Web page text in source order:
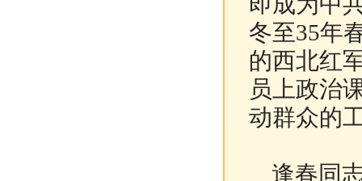
冬至35年
的西北红
员上政治
动群众的
逢春同